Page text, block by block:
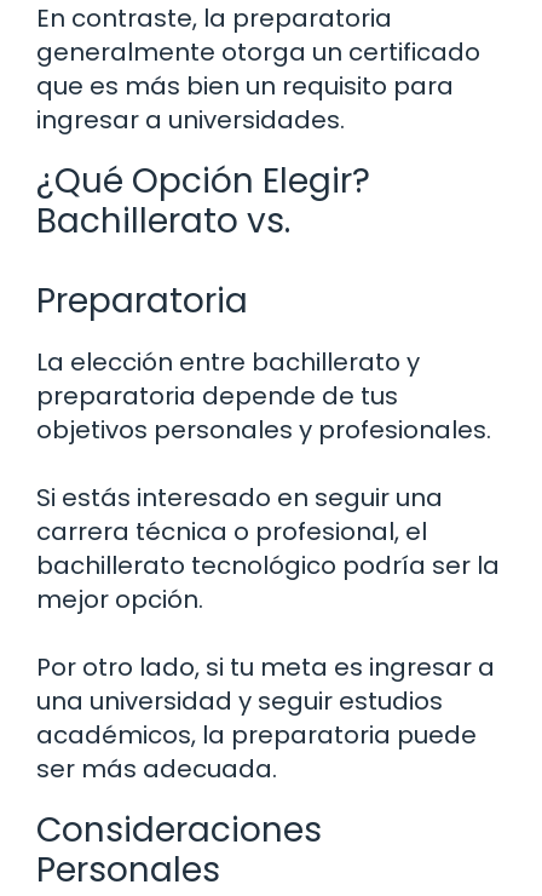
En contraste, la preparatoria
generalmente otorga un certificado
que es más bien un requisito para
ingresar a universidades.
¿Qué Opción Elegir?
Bachillerato vs.
Preparatoria
La elección entre bachillerato y
preparatoria depende de tus
objetivos personales y profesionales.
Si estás interesado en seguir una
carrera técnica o profesional, el
bachillerato tecnológico podría ser la
mejor opción.
Por otro lado, si tu meta es ingresar a
una universidad y seguir estudios
académicos, la preparatoria puede
ser más adecuada.
Consideraciones
Personales